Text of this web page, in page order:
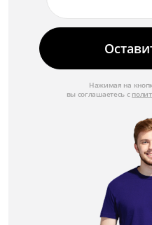
Замена звуковой
от 3 000 ₽
Замена
Нажимая на
вы соглашаетесь с